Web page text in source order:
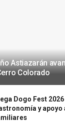
Astiazarán
Colorado
Dogo Fest
y apoyo